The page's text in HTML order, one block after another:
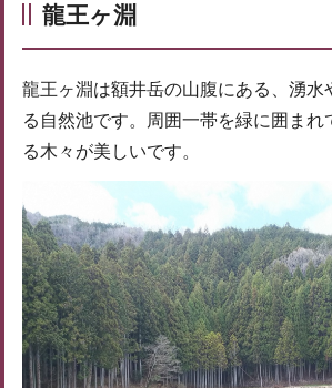
龍王ヶ淵
龍王ヶ淵は額井岳の山腹にある、湧水
る自然池です。周囲一帯を緑に囲まれ
る木々が美しいです。